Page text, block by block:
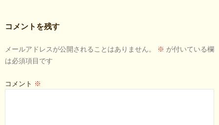
ョ
コメントを残す
メールアドレスが公開されることはありません。 ※ が付いている欄
は必須項目です
コメント ※